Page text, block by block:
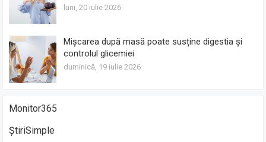
luni, 20 iulie 2026
Mișcarea după masă poate susține digestia și
controlul glicemiei
duminică, 19 iulie 2026
Monitor365
ȘtiriSimple